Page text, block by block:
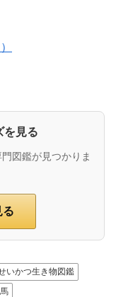
を見る
図鑑が見つかりま
いかつ生き物図鑑
馬